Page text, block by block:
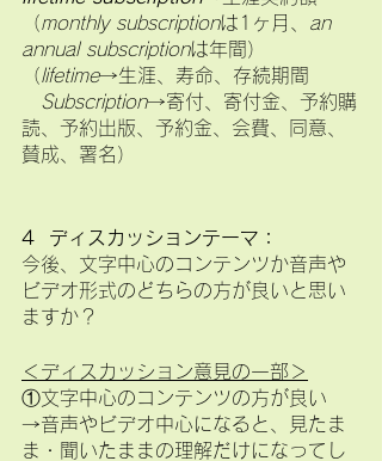
（monthly subscriptionは1ヶ月、 an
annual subscriptionは年間）
（lifetime→生涯、寿命、存続期間
Subscription→寄付、寄付金、予約購
読、予約出版、予約金、会費、同意、
賛成、署名）
4  ディスカッションテーマ：
今後、文字中心のコンテンツか音声や
ビデオ形式のどちらの方が良いと思い
ますか？
＜ディスカッション意見の一部＞
①文字中心のコンテンツの方が良い
→音声やビデオ中心になると、見たま
ま・聞いたままの理解だけになってし